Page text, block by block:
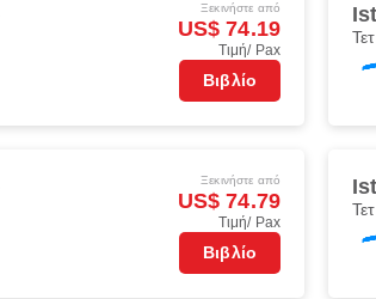
Ξεκινήστε από
US$ 74.19
Τιμή/ Pax
Βιβλίο
Ξεκινήστε από
US$ 74.79
Τιμή/ Pax
Βιβλίο